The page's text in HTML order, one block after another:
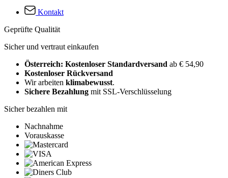
Kontakt
Geprüfte Qualität
Sicher und vertraut einkaufen
Österreich: Kostenloser Standardversand ab € 54,90
Kostenloser Rückversand
Wir arbeiten klimabewusst.
Sichere Bezahlung mit SSL-Verschlüsselung
Sicher bezahlen mit
Nachnahme
Vorauskasse